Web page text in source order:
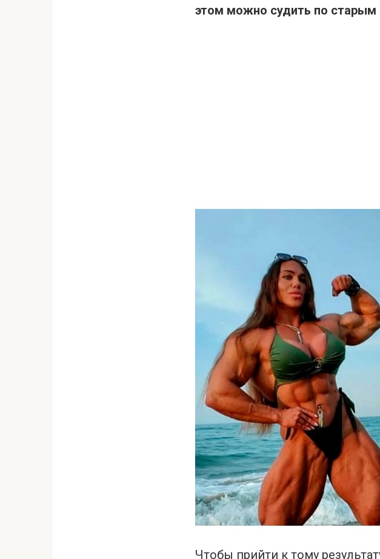
этом можно судить по старым
Чтобы прийти к тому